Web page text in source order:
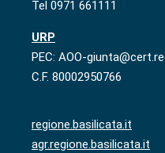
Tel 0971 661111
URP
PEC: AOO-
C.F. 80002950766
regione.basilicata.it
agr.regione.basilicata.it